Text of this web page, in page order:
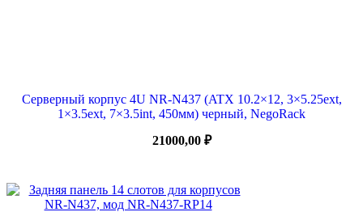
Серверный корпус 4U NR-N437 (ATX 10.2×12, 3×5.25ext,
1×3.5ext, 7×3.5int, 450мм) черный, NegoRack
21000,00 ₽